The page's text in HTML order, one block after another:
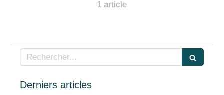
1 article
Rechercher
Derniers articles